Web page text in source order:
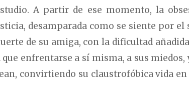
A partir de ese momento, la
desamparada como se siente por
de su amiga, con la dificultad
enfrentarse a sí misma, a sus
convirtiendo su claustrofóbica vida